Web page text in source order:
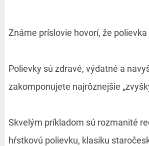
Známe príslovie hovorí, že polievka
Polievky sú zdravé, výdatné a
zakomponujete najrôznejšie
Skvelým príkladom sú rozmanité
hŕstkovú polievku, klasiku